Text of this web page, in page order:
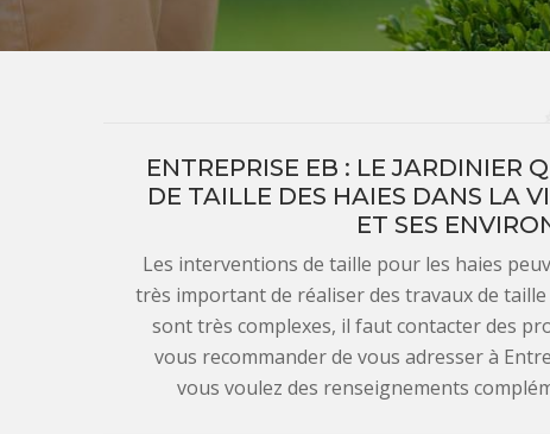
ENTREPRISE EB : LE JARDINIER
DE TAILLE DES HAIES DANS LA
ET SES
Les interventions de taille pour les haies
très important de réaliser des travaux de
sont très complexes, il faut contacter des
vous recommander de vous adresser à
vous voulez des renseignements